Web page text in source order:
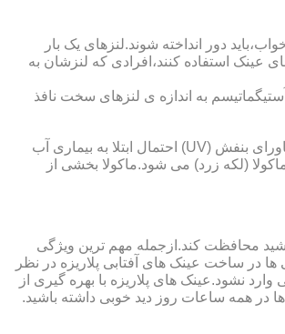
دور انداخته شوند.لنزهای یک بار
استفاده کنند،افرادی که لنزشان به
به اندازه ی لنزهای سخت نافذ
چشم و خطرات اشعه ماورای بنفش نور خورشید اشعه ماورای بنفش نور خورشید به پوست آسیب می زند.همچنین برای عدسی و قرنیه چشم مضراست.اشعه ماورای بنفش (UV) احتمال ابتلا به بیماری آب
(لکه زرد) می شود.ماکولا بخشی از
محافظت کند.ازجمله مهم ترین ویژگی
کرد.هردو این ویژگی ها در ساخت عینک های آفتابی پلاریزه در نظر
نشود.عینک های پلاریزه با بهره گیری از
در همه ساعات روز دید خوبی داشته باشید.